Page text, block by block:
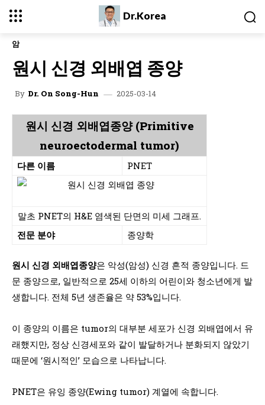
Dr.Korea
암
원시 신경 외배엽 종양
By Dr. On Song-Hun 2025-03-14
원시 신경 외배엽종양 (Primitive
neuroectodermal tumor)
다른 이름 PNET
말초 PNET의 H&E 염색된 단면의 미세 그래프.
전문 분야
종양학
원시 신경 외배엽종양은 악성(암성) 신경 흔적 종양입니다. 드
문 종양으로, 일반적으로 25세 이하의 어린이와 청소년에게 발
생합니다. 전체 5년 생존율은 약 53%입니다.
이 종양의 이름은 tumor의 대부분 세포가 신경 외배엽에서 유
래했지만, 정상 신경세포와 같이 발달하거나 분화되지 않았기
때문에 ‘원시적인’ 모습으로 나타납니다.
PNET은 유잉 종양(Ewing tumor) 계열에 속합니다.